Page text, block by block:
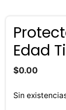
Edad
$0.00
Sin